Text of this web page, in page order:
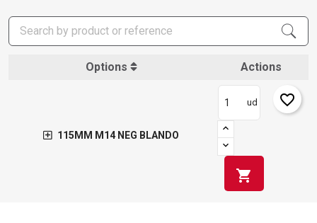
Options Actions
115MM M14 NEG BLANDO
ud
shopping_cart
favorite_border